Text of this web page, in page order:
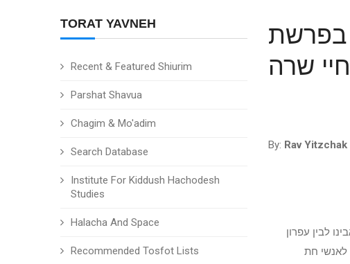
TORAT YAVNEH
Recent & Featured Shiurim
Parshat Shavua
Chagim & Mo'adim
Search Database
Institute For Kiddush Hachodesh
Studies
Halacha And Space
Recommended Tosfot Lists
בפרשת
חיי שרה
By: Rav Yitzchak
לבין עפרון
חת